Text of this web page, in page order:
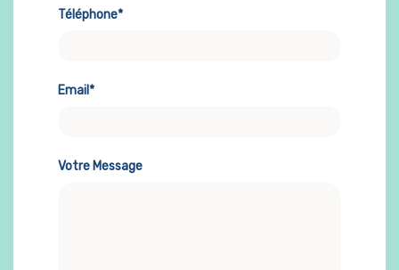
Téléphone*
Email*
Votre Message